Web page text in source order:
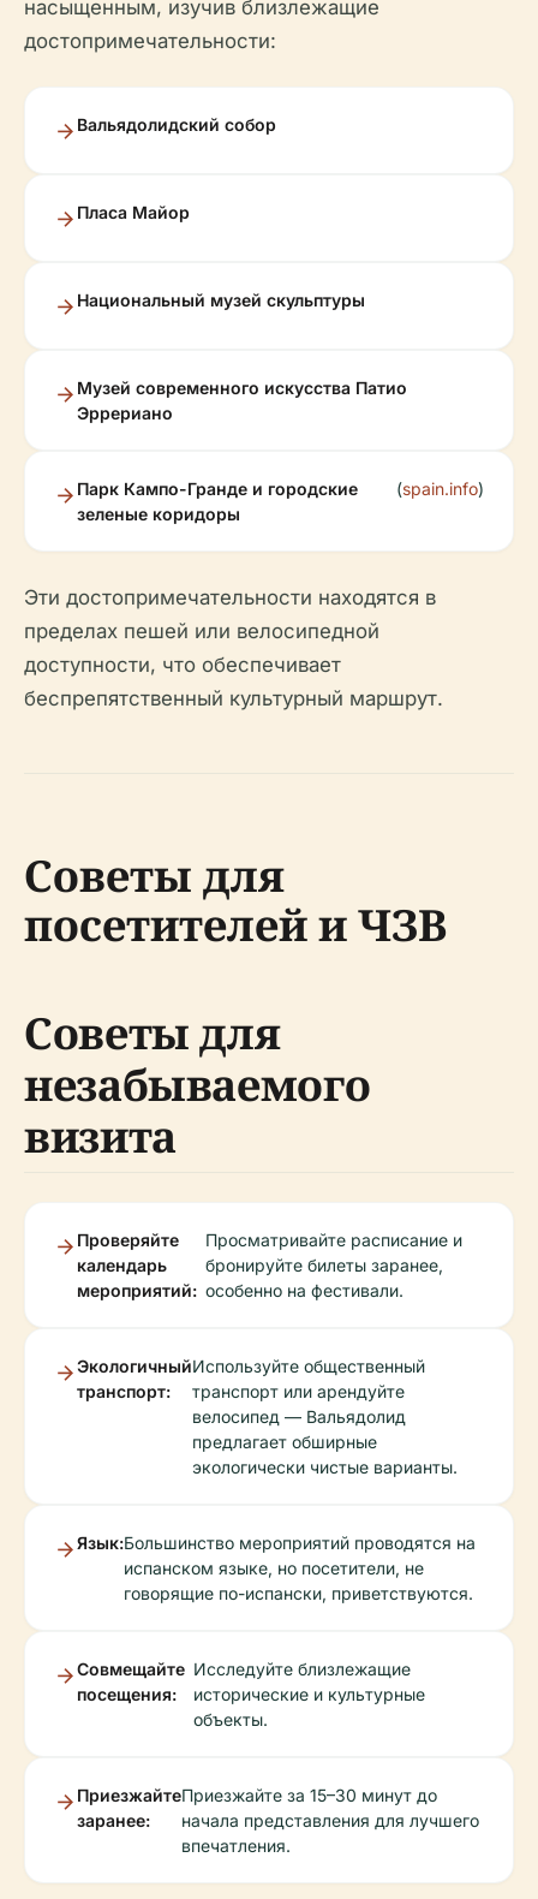
насыщенным, изучив близлежащие
достопримечательности:
Вальядолидский собор
Пласа Майор
Национальный музей скульптуры
Музей современного искусства Патио
Эррериано
Парк Кампо-Гранде и городские
зеленые коридоры
(spain.info)
Эти достопримечательности находятся в
пределах пешей или велосипедной
доступности, что обеспечивает
беспрепятственный культурный маршрут.
Советы для
посетителей и ЧЗВ
Советы для
незабываемого
визита
Проверяйте
календарь
мероприятий:
Просматривайте расписание и
бронируйте билеты заранее,
особенно на фестивали.
Экологичный
транспорт:
Используйте общественный
транспорт или арендуйте
велосипед — Вальядолид
предлагает обширные
экологически чистые варианты.
Язык:Большинство мероприятий проводятся на
испанском языке, но посетители, не
говорящие по-испански, приветствуются.
Совмещайте
посещения:
Исследуйте близлежащие
исторические и культурные
объекты.
Приезжайте
заранее:
Приезжайте за 15–30 минут до
начала представления для лучшего
впечатления.